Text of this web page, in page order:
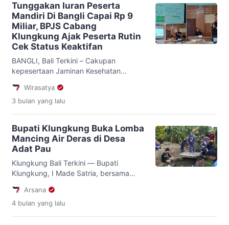
bertahan. Salah satu perajin tedung,
Anak Agung Gede Anom Suwastika,
mengaku usaha yang kini ditekuninya
merupakan warisan keluarga yang
sudah dijalani sejak kecil. Pria berusia
[…]
Tunggakan Iuran Peserta
Mandiri Di Bangli Capai Rp 9
Miliar, BPJS Cabang
Klungkung Ajak Peserta Rutin
Cek Status Keaktifan
BANGLI, Bali Terkini – Cakupan
kepesertaan Jaminan Kesehatan
1 Mei 2026 mencapai 258.529 jiwa
(99,76%) dari jumlah penduduk di
aktif, sementara 29.864 lainnya tidak
aktif. Dari jumlah yang tidak aktif
tersebut, tercatatnsebanyak 10.402
orang peserta mandiri menunggak
pembayaran dengan total […]
Wirasatya
3 bulan yang lalu
Bupati Klungkung Buka Lomba
Mancing Air Deras di Desa
Adat Pau
Klungkung Bali Terkini — Bupati
Klungkung, I Made Satria, bersama
membuka Lomba Mancing Air Deras di
Jalan Subak Babakan, Desa Adat Pau,
Arsana
4 bulan yang lalu